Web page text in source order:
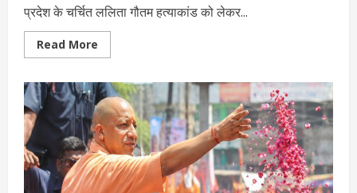
प्रदेश के चर्चित ललिता गौतम हत्याकांड को लेकर...
Read More
more
:
चर्चित
ललिता
गौतम
हत्याकांड
में
पीड़ित
परिवार
से
मिले